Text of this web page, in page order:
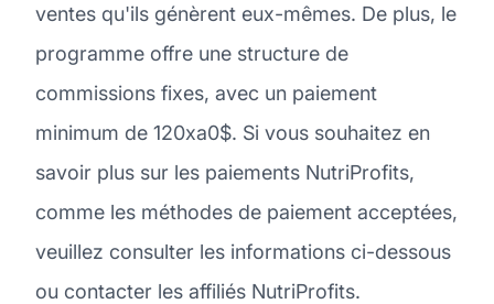
ventes qu'ils génèrent eux-mêmes. De plus, le
programme offre une structure de
commissions fixes, avec un paiement
minimum de 120xa0$. Si vous souhaitez en
savoir plus sur les paiements NutriProfits,
comme les méthodes de paiement acceptées,
veuillez consulter les informations ci-dessous
ou contacter les affiliés NutriProfits.